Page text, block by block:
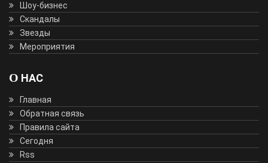
Шоу-бизнес
Скандалы
Звезды
Мероприятия
О НАС
Главная
Обратная связь
Правила сайта
Сегодня
Rss